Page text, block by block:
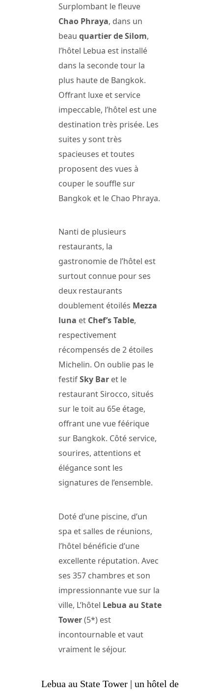
Surplombant le fleuve
Chao Phraya, dans un
beau quartier de Silom,
l’hôtel Lebua est installé
dans la seconde tour la
plus haute de Bangkok.
Offrant luxe et service
impeccable, l’hôtel est une
destination très prisée. Les
suites y sont très
spacieuses et toutes
proposent des vues à
couper le souffle sur
Bangkok et le Chao Phraya.
Nanti de plusieurs
restaurants, la
gastronomie de l’hôtel est
surtout connue pour ses
deux restaurants
doublement étoilés Mezza
luna et Chef’s Table,
respectivement
récompensés de 2 étoiles
Michelin. On oublie pas le
festifSky Bar et le
restaurant Sirocco, situés
sur le toit au 65e étage,
offrant une vue féérique
sur Bangkok. Côté service,
sourires, attentions et
élégance sont les
signatures de l’ensemble.
Doté d’une piscine, d’un
spa et salles de réunions,
l’hôtel bénéficie d’une
excellente réputation. Avec
ses 357 chambres et son
impressionnante vue sur la
ville, L’hôtel Lebua au State
Tower(5*) est
incontournable et vaut
vraiment le séjour.
Lebua au State Tower | un hôtel de